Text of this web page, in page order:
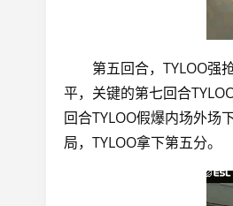
第五回合，TYLOO强
平，关键的第七回合
回合TYLOO假爆内场外场
局，TYLOO拿下第五分。